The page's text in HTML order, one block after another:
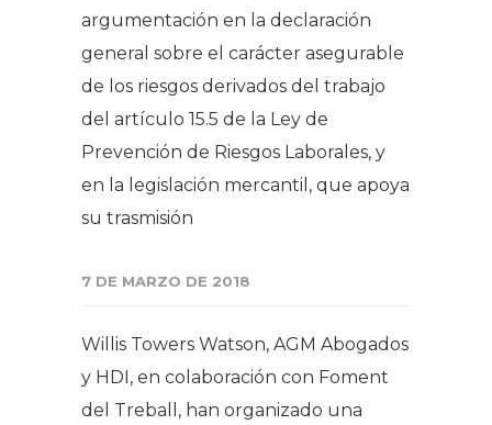
argumentación en la declaración
general sobre el carácter asegurable
de los riesgos derivados del trabajo
del artículo 15.5 de la Ley de
Prevención de Riesgos Laborales, y
en la legislación mercantil, que apoya
su trasmisión
7 DE MARZO DE 2018
Willis Towers Watson, AGM Abogados
y HDI, en colaboración con Foment
del Treball, han organizado una